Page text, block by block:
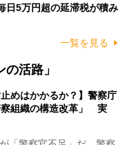
日5万円超の延滞税が積み
一覧を見る
活路」
めはかかるか？】警察庁
察組織の構造改革」 実